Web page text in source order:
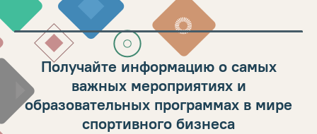
Получайте информацию о самых
важных мероприятиях и
образовательных программах в мире
спортивного бизнеса